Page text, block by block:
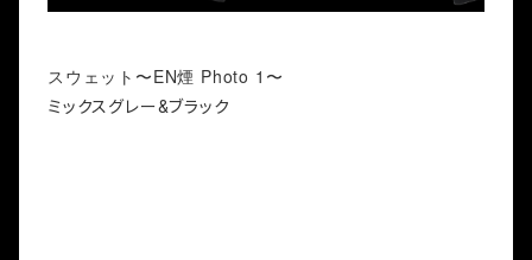
スウェット〜EN煙 Photo 1〜
ミックスグレー&ブラック